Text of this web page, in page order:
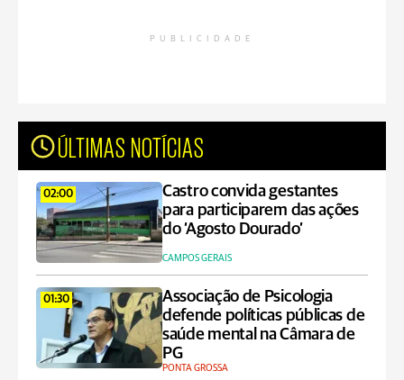
PUBLICIDADE
ÚLTIMAS NOTÍCIAS
02:00
Castro convida gestantes
para participarem das ações
do ‘Agosto Dourado’
CAMPOS GERAIS
01:30
Associação de Psicologia
defende políticas públicas de
saúde mental na Câmara de
PG
PONTA GROSSA